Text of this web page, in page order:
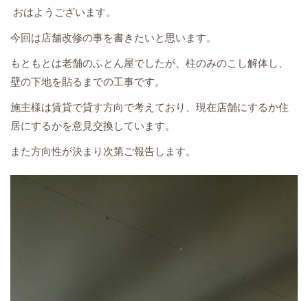
おはようございます。
今回は店舗改修の事を書きたいと思います。
もともとは老舗のふとん屋でしたが、柱のみのこし解体し、
壁の下地を貼るまでの工事です。
施主様は賃貸で貸す方向で考えており、現在店舗にするか住
居にするかを意見交換しています。
また方向性が決まり次第ご報告します。